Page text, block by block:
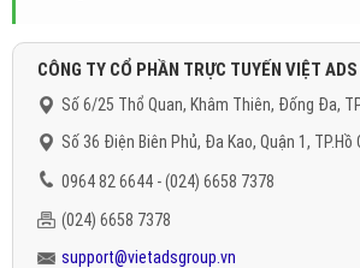
CÔNG TY CỔ PHẦN TRỰC TUYẾN VIỆT ADS
Số 6/25 Thổ Quan, Khâm Thiên, Đống Đa,
Số 36 Điện Biên Phủ, Đa Kao, Quận 1, TP.Hồ
0964 82 6644 - (024) 6658 7378
(024) 6658 7378
support@vietadsgroup.vn